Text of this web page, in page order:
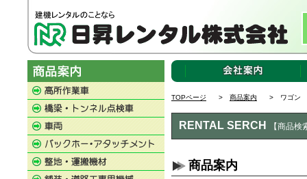
TOPページ > 商品案内 > ワゴン
RENTAL SERCH 【商品検
商品案内